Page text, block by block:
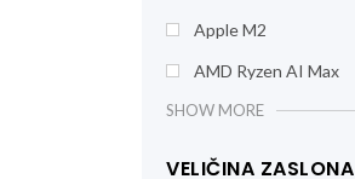
Apple M2
AMD Ryzen AI Max
SHOW MORE
VELIČINA ZASLONA